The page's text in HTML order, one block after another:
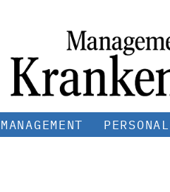
MANAGEMENT PERSONAL